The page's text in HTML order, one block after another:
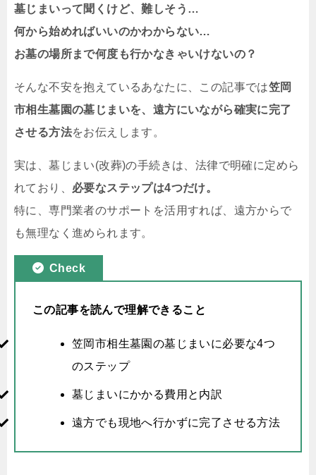
墓じまいって聞くけど、難しそう…
何から始めればいいのかわからない…
お墓の場所まで何度も行かなきゃいけないの？
そんな不安を抱えているあなたに、この記事では笠岡
市相生墓園の墓じまいを、遠方にいながら確実に完了
させる方法をお伝えします。
実は、墓じまい(改葬)の手続きは、法律で明確に定めら
れており、 必要なステップは4つだけ。
特に、専門業者のサポートを活用すれば、遠方からで
も無理なく進められます。
Check
この記事を読んで理解できること
笠岡市相生墓園の墓じまいに必要な4つ
のステップ
墓じまいにかかる費用と内訳
遠方でも現地へ行かずに完了させる方法